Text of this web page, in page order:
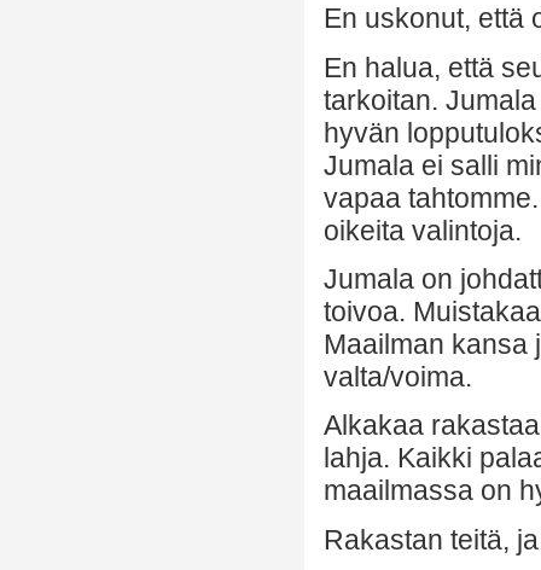
En uskonut, että
En halua, että
tarkoitan.
hyvän
Jumala ei salli
vapaa
oikeita valintoja.
Jumala on
toivoa.
Maailman kansa
valta/voima.
Alkakaa
lahja. Kaikki
maailmassa on
Rakastan teitä,